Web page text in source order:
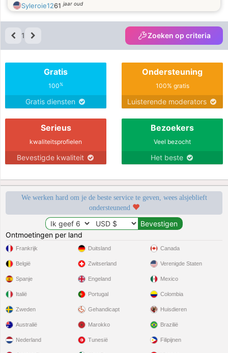
Syleroie1261jaar oud
1 Zoeken op criteria
Gratis
100%
Gratis diensten
Ondersteuning
100% gratis
Luisterende moderators
Serieus
kwaliteitsprofielen
Bevestigde kwaliteit
Bezoekers
Veel bezocht
Het beste
We werken hard om je de beste service te geven, wees alsjeblieft
ondersteunend
Ontmoetingen per land
Frankrijk
België
Spanje
Italië
Zweden
Duitsland
Zwitserland
Engeland
Portugal
Gehandicapt
Canada
Verenigde Staten
Mexico
Colombia
Huisdieren
Australië
Nederland
Marokko
Tunesië
Brazilië
Filipijnen